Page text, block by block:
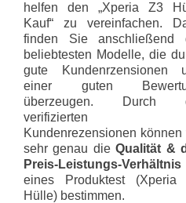
helfen den „Xperia Z3
Kauf“ zu vereinfachen.
finden Sie anschließend
beliebtesten Modelle, die
gute Kundenrzensionen
einer guten
überzeugen. Durch
verifizierten
Kundenrezensionen können
sehr genau dieQualität &
Preis-Leis­tungs-Ver­hält­nis
eines Produktest (Xperia
Hülle) bestimmen.